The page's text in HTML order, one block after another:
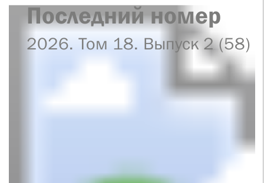
Последний номер
2026. Том 18. Выпуск 2 (58)